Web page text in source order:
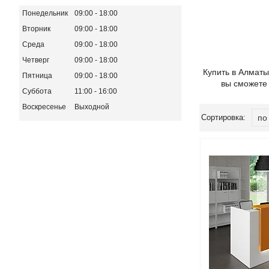
Купить в
вы
Понедельник 09:00
18:00
Вторник
09:00
18:00
Среда
09:00
18:00
Четверг
09:00
18:00
Пятница
09:00
18:00
Суббота
11:00
16:00
Воскресенье
Выходной